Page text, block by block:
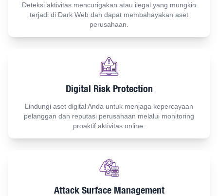
Deteksi aktivitas mencurigakan atau ilegal yang mungkin
terjadi di Dark Web dan dapat membahayakan aset
perusahaan.
Digital Risk Protection
Lindungi aset digital Anda untuk menjaga kepercayaan
pelanggan dan reputasi perusahaan melalui monitoring
proaktif aktivitas online.
Attack Surface Management